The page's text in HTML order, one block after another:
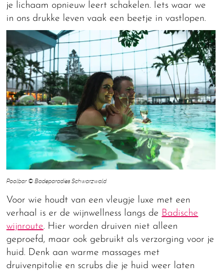
je lichaam opnieuw leert schakelen. Iets waar we
in ons drukke leven vaak een beetje in vastlopen.
Poolbar © Badeparadies Schwarzwald
Voor wie houdt van een vleugje luxe met een
verhaal is er de wijnwellness langs de Badische
wijnroute. Hier worden druiven niet alleen
geproefd, maar ook gebruikt als verzorging voor je
huid. Denk aan warme massages met
druivenpitolie en scrubs die je huid weer laten